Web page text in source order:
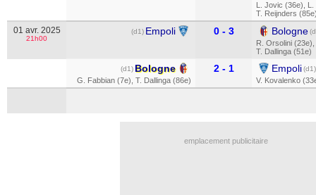
L. Jovic (36e)
L.
T. Reijnders
01 avr. 2025
21h00
(d1) Empoli 0 - 3 Bologne
R. Orsolini (23e)
T. Dallinga (51e)
(d1) Bologne
G. Fabbian (7e) T. Dallinga (86e)
2 - 1 Empoli(d1)
V. Kovalenko
emplacement publicitaire